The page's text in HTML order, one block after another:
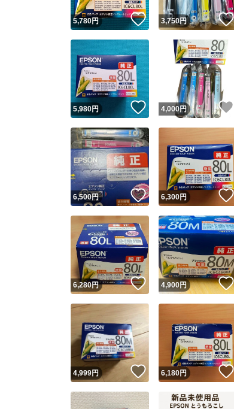
5,780円 いいね！
3,750円
5,980円 いいね！
4,000円
6,500円 いいね！
6,300円
6,280円 いいね！
4,900円
4,999円 いいね！
6,180円